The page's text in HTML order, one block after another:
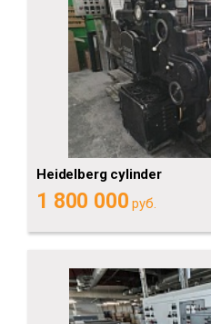
Heidelberg cylinder
1 800 000 руб.